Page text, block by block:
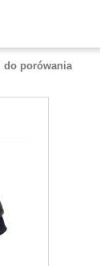
do porówania